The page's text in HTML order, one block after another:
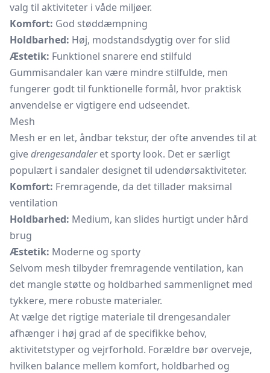
valg til aktiviteter i våde miljøer.
Komfort: God støddæmpning
Holdbarhed: Høj, modstandsdygtig over for slid
Æstetik: Funktionel snarere end stilfuld
Gummisandaler kan være mindre stilfulde, men
fungerer godt til funktionelle formål, hvor praktisk
anvendelse er vigtigere end udseendet.
Mesh
Mesh er en let, åndbar tekstur, der ofte anvendes til at
givedrengesandaleret sporty look. Det er særligt
populært i sandaler designet til udendørsaktiviteter.
Komfort: Fremragende, da det tillader maksimal
ventilation
Holdbarhed: Medium, kan slides hurtigt under hård
brug
Æstetik: Moderne og sporty
Selvom mesh tilbyder fremragende ventilation, kan
det mangle støtte og holdbarhed sammenlignet med
tykkere, mere robuste materialer.
At vælge det rigtige materiale til drengesandaler
afhænger i høj grad af de specifikke behov,
aktivitetstyper og vejrforhold. Forældre bør overveje,
hvilken balance mellem komfort, holdbarhed og